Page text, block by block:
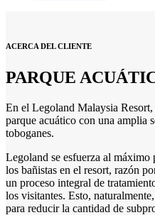
ACERCA DEL CLIENTE
PARQUE
En el Legoland Malaysia
parque acuático con una amplia
toboganes.
Legoland se esfuerza al máximo
los bañistas en el resort, razón
un proceso integral de
los visitantes. Esto,
para reducir la cantidad de